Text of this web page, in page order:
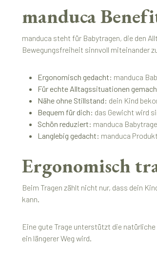
manduca
manduca steht für Babytragen, die den
Bewegungsfreiheit sinnvoll miteinander
Ergonomisch gedacht: manduca
Für echte Alltagssituationen
Nähe ohne Stillstand: dein Kind
Bequem für dich: das Gewicht wird
Schön reduziert: manduca
Langlebig gedacht: manduca
Ergonomisch
Beim Tragen zählt nicht nur, dass dein
kann.
Eine gute Trage unterstützt die
ein längerer Weg wird.